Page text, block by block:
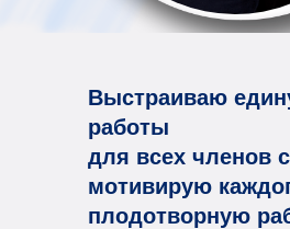
Выстраиваю
работы
для всех членов
мотивирую
плодотворную